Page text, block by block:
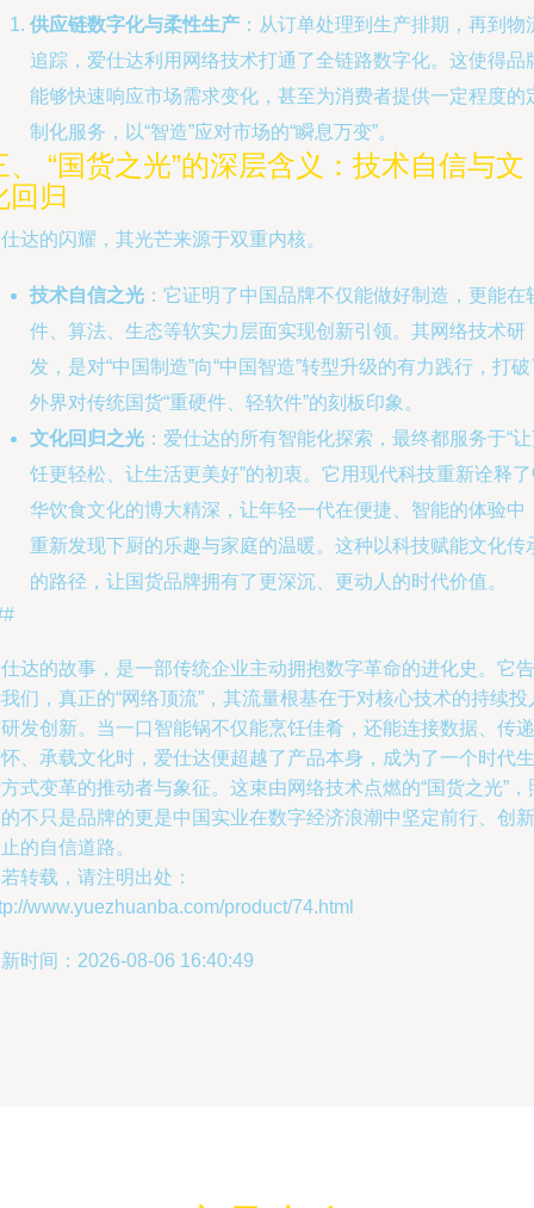
供应链数字化与柔性生产 ：从订单处理到生产排期，再到物
追踪，爱仕达利用网络技术打通了全链路数字化。这使得品
能够快速响应市场需求变化，甚至为消费者提供一定程度的
制化服务，以“智造”应对市场的“瞬息万变”。
、 “国货之光”的深层含义：技术自信与文
回归
达的闪耀，其光芒来源于双重内核。
技术自信之光 ：它证明了中国品牌不仅能做好制造，更能在
件、算法、生态等软实力层面实现创新引领。其网络技术研
发，是对“中国制造”向“中国智造”转型升级的有力践行，打
外界对传统国货“重硬件、轻软件”的刻板印象。
文化回归之光 ：爱仕达的所有智能化探索，最终都服务于“
饪更轻松、让生活更美好”的初衷。它用现代科技重新诠释
华饮食文化的博大精深，让年轻一代在便捷、智能的体验中
重新发现下厨的乐趣与家庭的温暖。这种以科技赋能文化传
的路径，让国货品牌拥有了更深沉、更动人的时代价值。
达的故事，是一部传统企业主动拥抱数字革命的进化史。它告
们，真正的“网络顶流”，其流量根基在于对核心技术的持续投
发创新。当一口智能锅不仅能烹饪佳肴，还能连接数据、传递
、承载文化时，爱仕达便超越了产品本身，成为了一个时代生
式变革的推动者与象征。这束由网络技术点燃的“国货之光”，
不只是品牌的更是中国实业在数字经济浪潮中坚定前行、创新
的自信道路。
转载，请注明出处：
www.yuezhuanba.com/product/74.html
时间：2026-08-06 16:40:49